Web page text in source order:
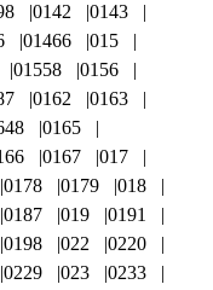
0142
0143
01466
015
01558
0156
0162
0163
0165
0167
017
0178 0179
018
0187 019
0191
0198 022
0220
0229 023
0233